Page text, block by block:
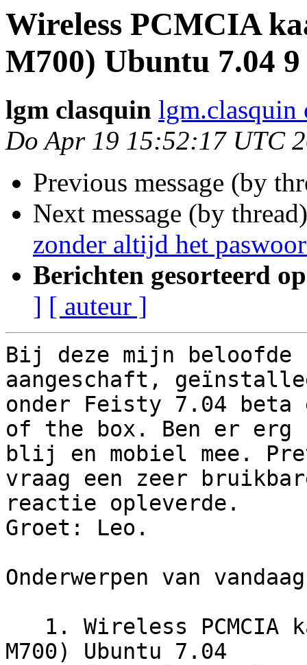
Wireless PCMCIA
M700) Ubuntu 7.04
lgm clasquin lgm.clasquin
Do Apr 19 15:52:17 UTC
Previous message (by
Next message (by
zonder altijd het
Berichten gesorteerd
] [ auteur ]
Bij deze mijn
aangeschaft,
onder Feisty 7.04
of the box. Ben er erg
blij en mobiel mee.
vraag een zeer
reactie opleverde.
Groet: Leo.
Onderwerpen van
M700) Ubuntu 7.04